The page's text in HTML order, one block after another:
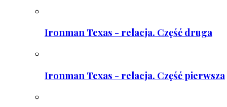
Ironman Texas - relacja. Część druga
Ironman Texas - relacja. Część pierwsza